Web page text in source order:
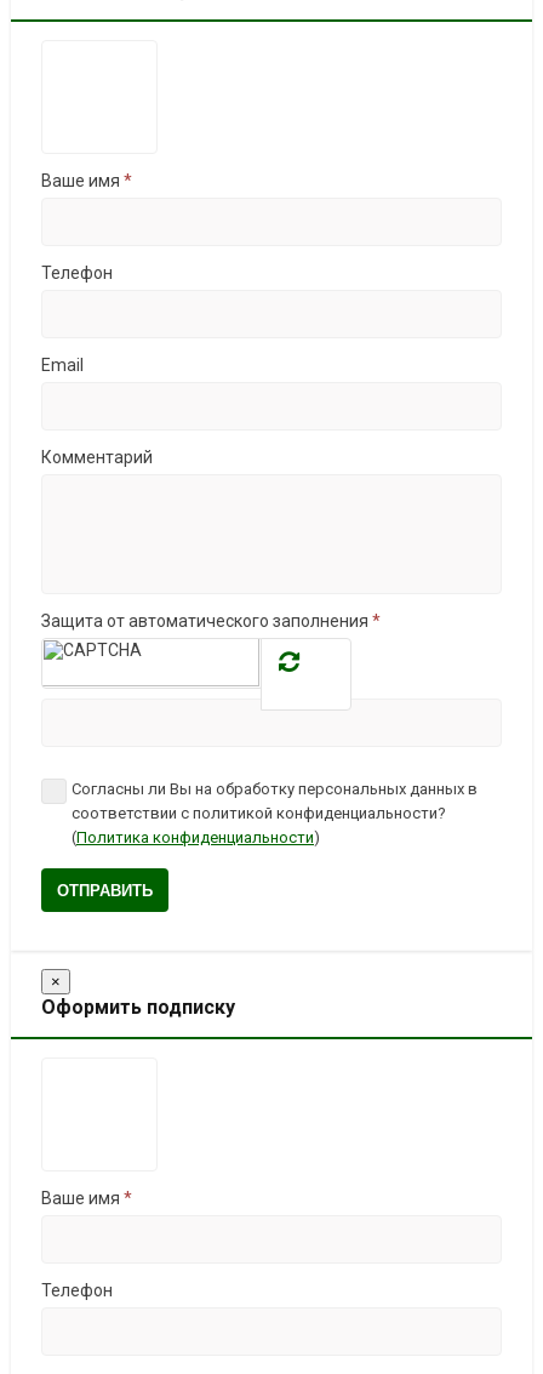
Ваше имя *
Телефон
Email
Комментарий
Защита от автоматического заполнения *
Согласны ли Вы на обработку персональных данных в
соответствии с политикой конфиденциальности?
(Политика конфиденциальности)
ОТПРАВИТЬ
×
Оформить подписку
Ваше имя *
Телефон